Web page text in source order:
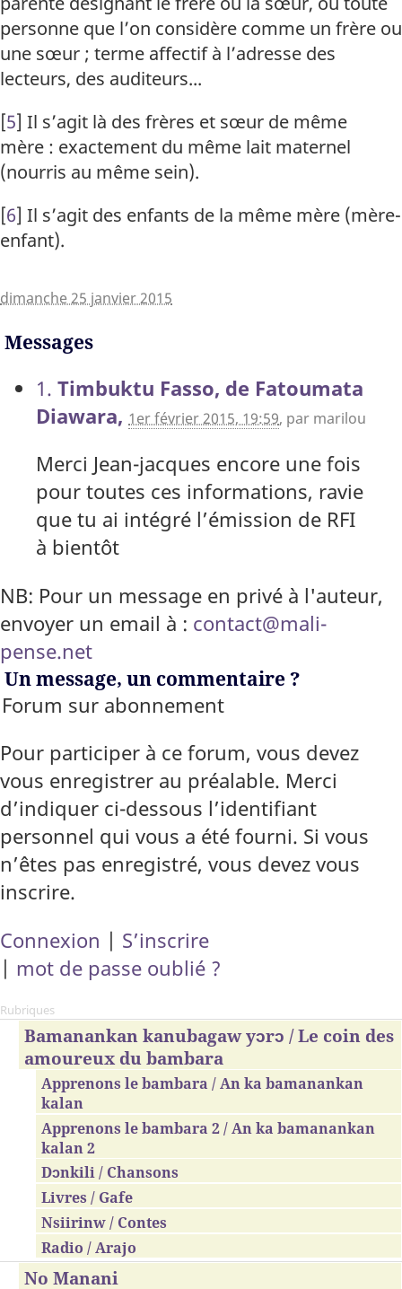
personne que l’on considère comme un frère ou
une sœur ; terme affectif à l’adresse des
lecteurs, des auditeurs...
[5] Il s’agit là des frères et sœur de même
mère : exactement du même lait maternel
(nourris au même sein).
[6] Il s’agit des enfants de la même mère (mère-
enfant).
dimanche 25 janvier 2015
Messages
1. Timbuktu Fasso, de Fatoumata
Diawara, 1er février 2015, 19:59, par marilou
Merci Jean-jacques encore une fois
pour toutes ces informations, ravie
que tu ai intégré l’émission de RFI
à bientôt
NB: Pour un message en privé à l'auteur,
envoyer un email à : contact@mali-
pense.net
Un message, un commentaire ?
Forum sur abonnement
Pour participer à ce forum, vous devez
vous enregistrer au préalable. Merci
d’indiquer ci-dessous l’identifiant
personnel qui vous a été fourni. Si vous
n’êtes pas enregistré, vous devez vous
inscrire.
Connexion | S’inscrire
| mot de passe oublié ?
Rubriques
Bamanankan kanubagaw yɔrɔ / Le coin des
amoureux du bambara
Apprenons le bambara / An ka bamanankan
kalan
Apprenons le bambara 2 / An ka bamanankan
kalan 2
Dɔnkili / Chansons
Livres / Gafe
Nsiirinw / Contes
Radio / Arajo
No Manani